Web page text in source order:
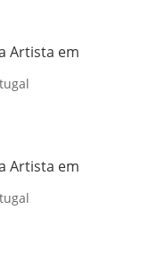
Artista em
Artista em